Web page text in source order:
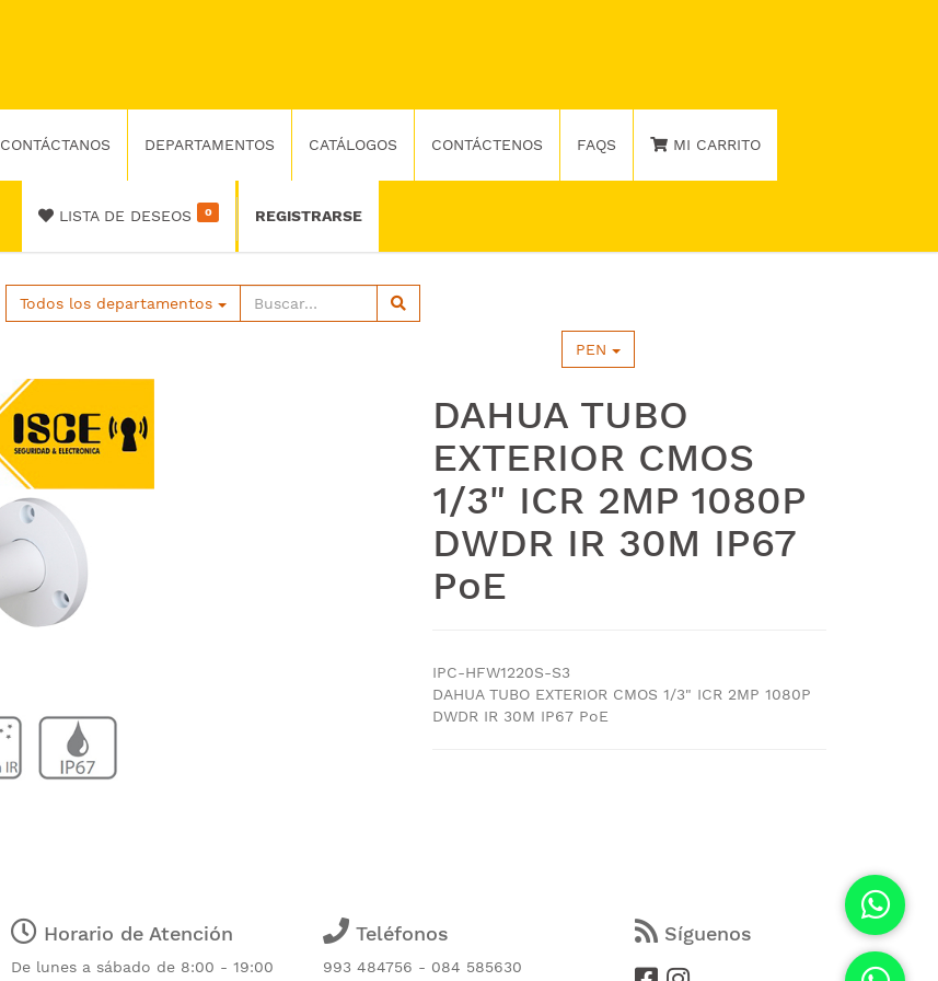
CONTÁCTANOS DEPARTAMENTOS CATÁLOGOS CONTÁCTENOS FAQS MI CARRITO
LISTA DE DESEOS 0 REGISTRARSE
Todos los departamentos
PEN
DAHUA TUBO
EXTERIOR CMOS
1/3" ICR 2MP 1080P
DWDR IR 30M IP67
PoE
IPC-HFW1220S-S3
DAHUA TUBO EXTERIOR CMOS 1/3" ICR 2MP 1080P
DWDR IR 30M IP67 PoE
Horario de Atención
De lunes a sábado de 8:00 - 19:00
Teléfonos
993 484756 - 084 585630
Síguenos